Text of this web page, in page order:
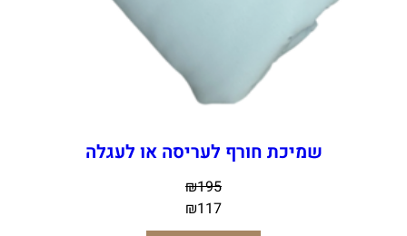
שמיכת חורף לעריסה או לעגלה
₪195
₪117